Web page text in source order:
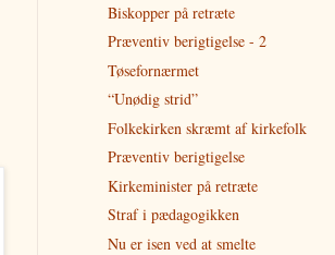
Biskopper på retræte
Præventiv berigtigelse - 2
Tøsefornærmet
“Unødig strid”
Folkekirken skræmt af kirkefolk
Præventiv berigtigelse
Kirkeminister på retræte
Straf i pædagogikken
Nu er isen ved at smelte